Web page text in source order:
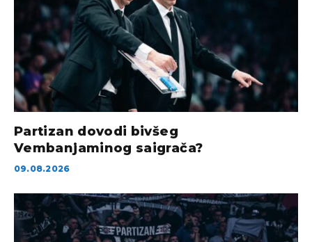
Partizan dovodi bivšeg
Vembanjaminog saigrača?
09.08.2026